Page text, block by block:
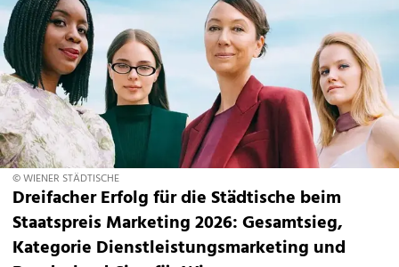
© WIENER STÄDTISCHE
Dreifacher Erfolg für die Städtische beim
Staatspreis Marketing 2026: Gesamtsieg,
Kategorie Dienstleistungsmarketing und